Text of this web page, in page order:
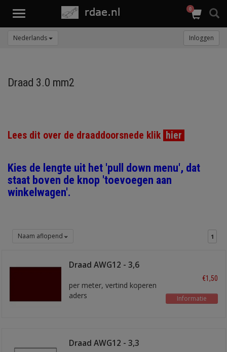
Toggle
0
Nederlands Inloggen
Draad 3.0 mm2
Lees dit over de draaddoorsnede klik hier
Kies de lengte uit het 'pull down menu', dat
staat boven de knop 'toevoegen aan
winkelwagen'.
Naam aflopend 1
Draad AWG12 - 3,6
per meter, vertind koperen
aders
€1,50
Informatie
Draad AWG12 - 3,3